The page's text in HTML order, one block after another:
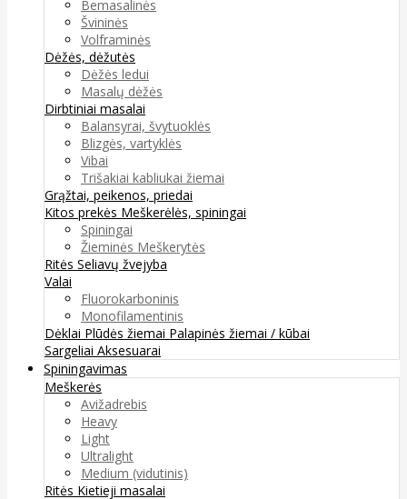
Bemasalinės
Švininės
Volframinės
Dėžės, dėžutės
Dėžės ledui
Masalų dėžės
Dirbtiniai masalai
Balansyrai, švytuoklės
Blizgės, vartyklės
Vibai
Trišakiai kabliukai žiemai
Grąžtai, peikenos, priedai
Kitos prekės Meškerėlės, spiningai
Spiningai
Žieminės Meškerytės
Ritės Seliavų žvejyba
Valai
Fluorokarboninis
Monofilamentinis
Dėklai Plūdės žiemai Palapinės žiemai / kūbai
Sargeliai Aksesuarai
Spiningavimas
Meškerės
Avižadrebis
Heavy
Light
Ultralight
Medium (vidutinis)
Ritės Kietieji masalai